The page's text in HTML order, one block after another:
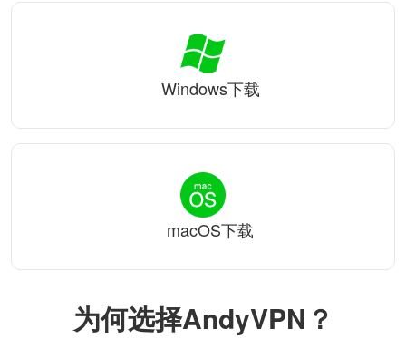
为何选择AndyVPN？
Windows下载
macOS下载